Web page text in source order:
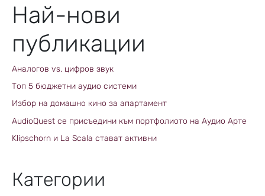
Най-нови
публикации
Аналогов vs. цифров звук
Топ 5 бюджетни аудио системи
Избор на домашно кино за апартамент
AudioQuest се присъедини към портфолиото на Аудио Арте
Klipschorn и La Scala стават активни
Категории